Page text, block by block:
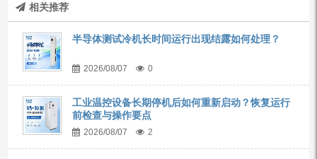
相关推荐
半导体测试冷机长时间运行出现结露如何处理？
2026/08/07 0
工业温控设备长期停机后如何重新启动？恢复运行
前检查与操作要点
2026/08/07 2